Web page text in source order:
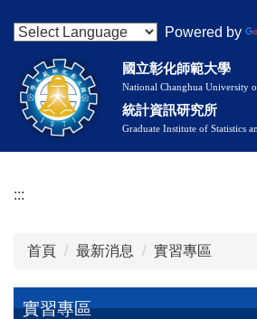
到
內
Powered by
國立彰化師範大學
National Changhua University
統計資訊研究所
Graduate Institute of Statistics
:::
首頁 最新消息 實習專區
實習專區